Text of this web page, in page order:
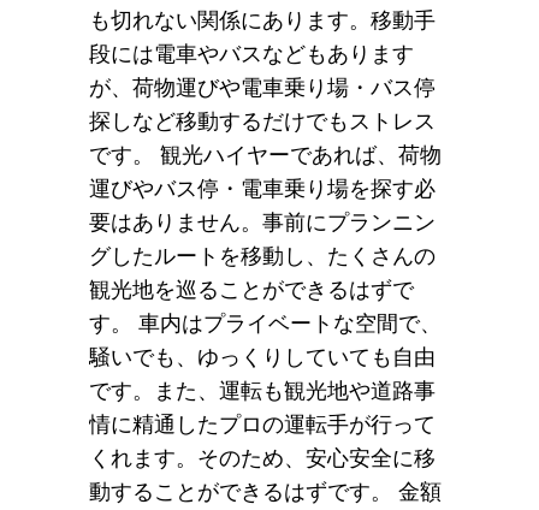
も切れない関係にあります。移動手
段には電車やバスなどもあります
が、荷物運びや電車乗り場・バス停
探しなど移動するだけでもストレス
です。 観光ハイヤーであれば、荷物
運びやバス停・電車乗り場を探す必
要はありません。事前にプランニン
グしたルートを移動し、たくさんの
観光地を巡ることができるはずで
す。 車内はプライベートな空間で、
騒いでも、ゆっくりしていても自由
です。また、運転も観光地や道路事
情に精通したプロの運転手が行って
くれます。そのため、安心安全に移
動することができるはずです。 金額